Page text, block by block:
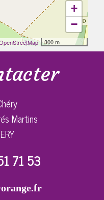
+
−
300 m
Martins
71 53